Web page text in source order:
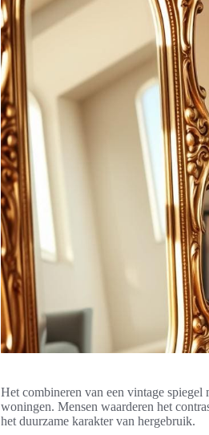
Het combineren van een vintage spiegel
woningen. Mensen waarderen het
het duurzame karakter van hergebruik.